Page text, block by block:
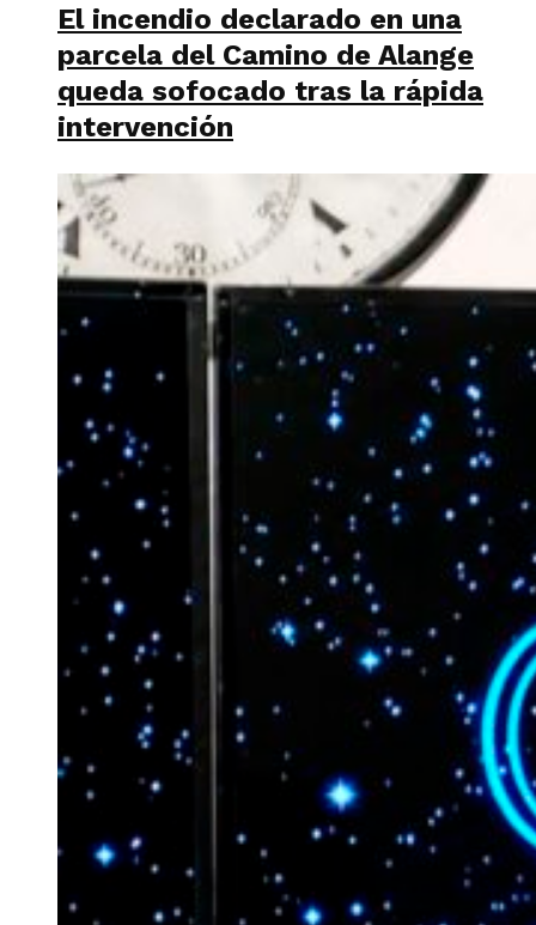
El incendio declarado en una
parcela del Camino de Alange
queda sofocado tras la rápida
intervención